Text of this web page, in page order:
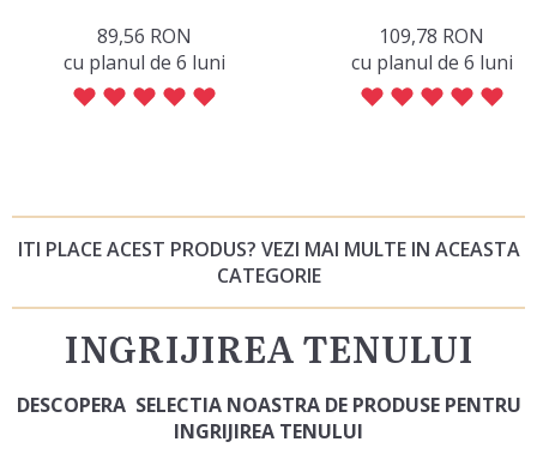
89,56 RON
сu planul de 6 luni
109,78 RON
сu planul de 6 luni
ITI PLACE ACEST PRODUS? VEZI MAI MULTE IN ACEASTA
CATEGORIE
INGRIJIREA TENULUI
DESCOPERA SELECTIA NOASTRA DE PRODUSE PENTRU
INGRIJIREA TENULUI